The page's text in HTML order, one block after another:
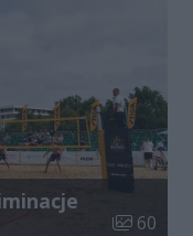
Liczba
60